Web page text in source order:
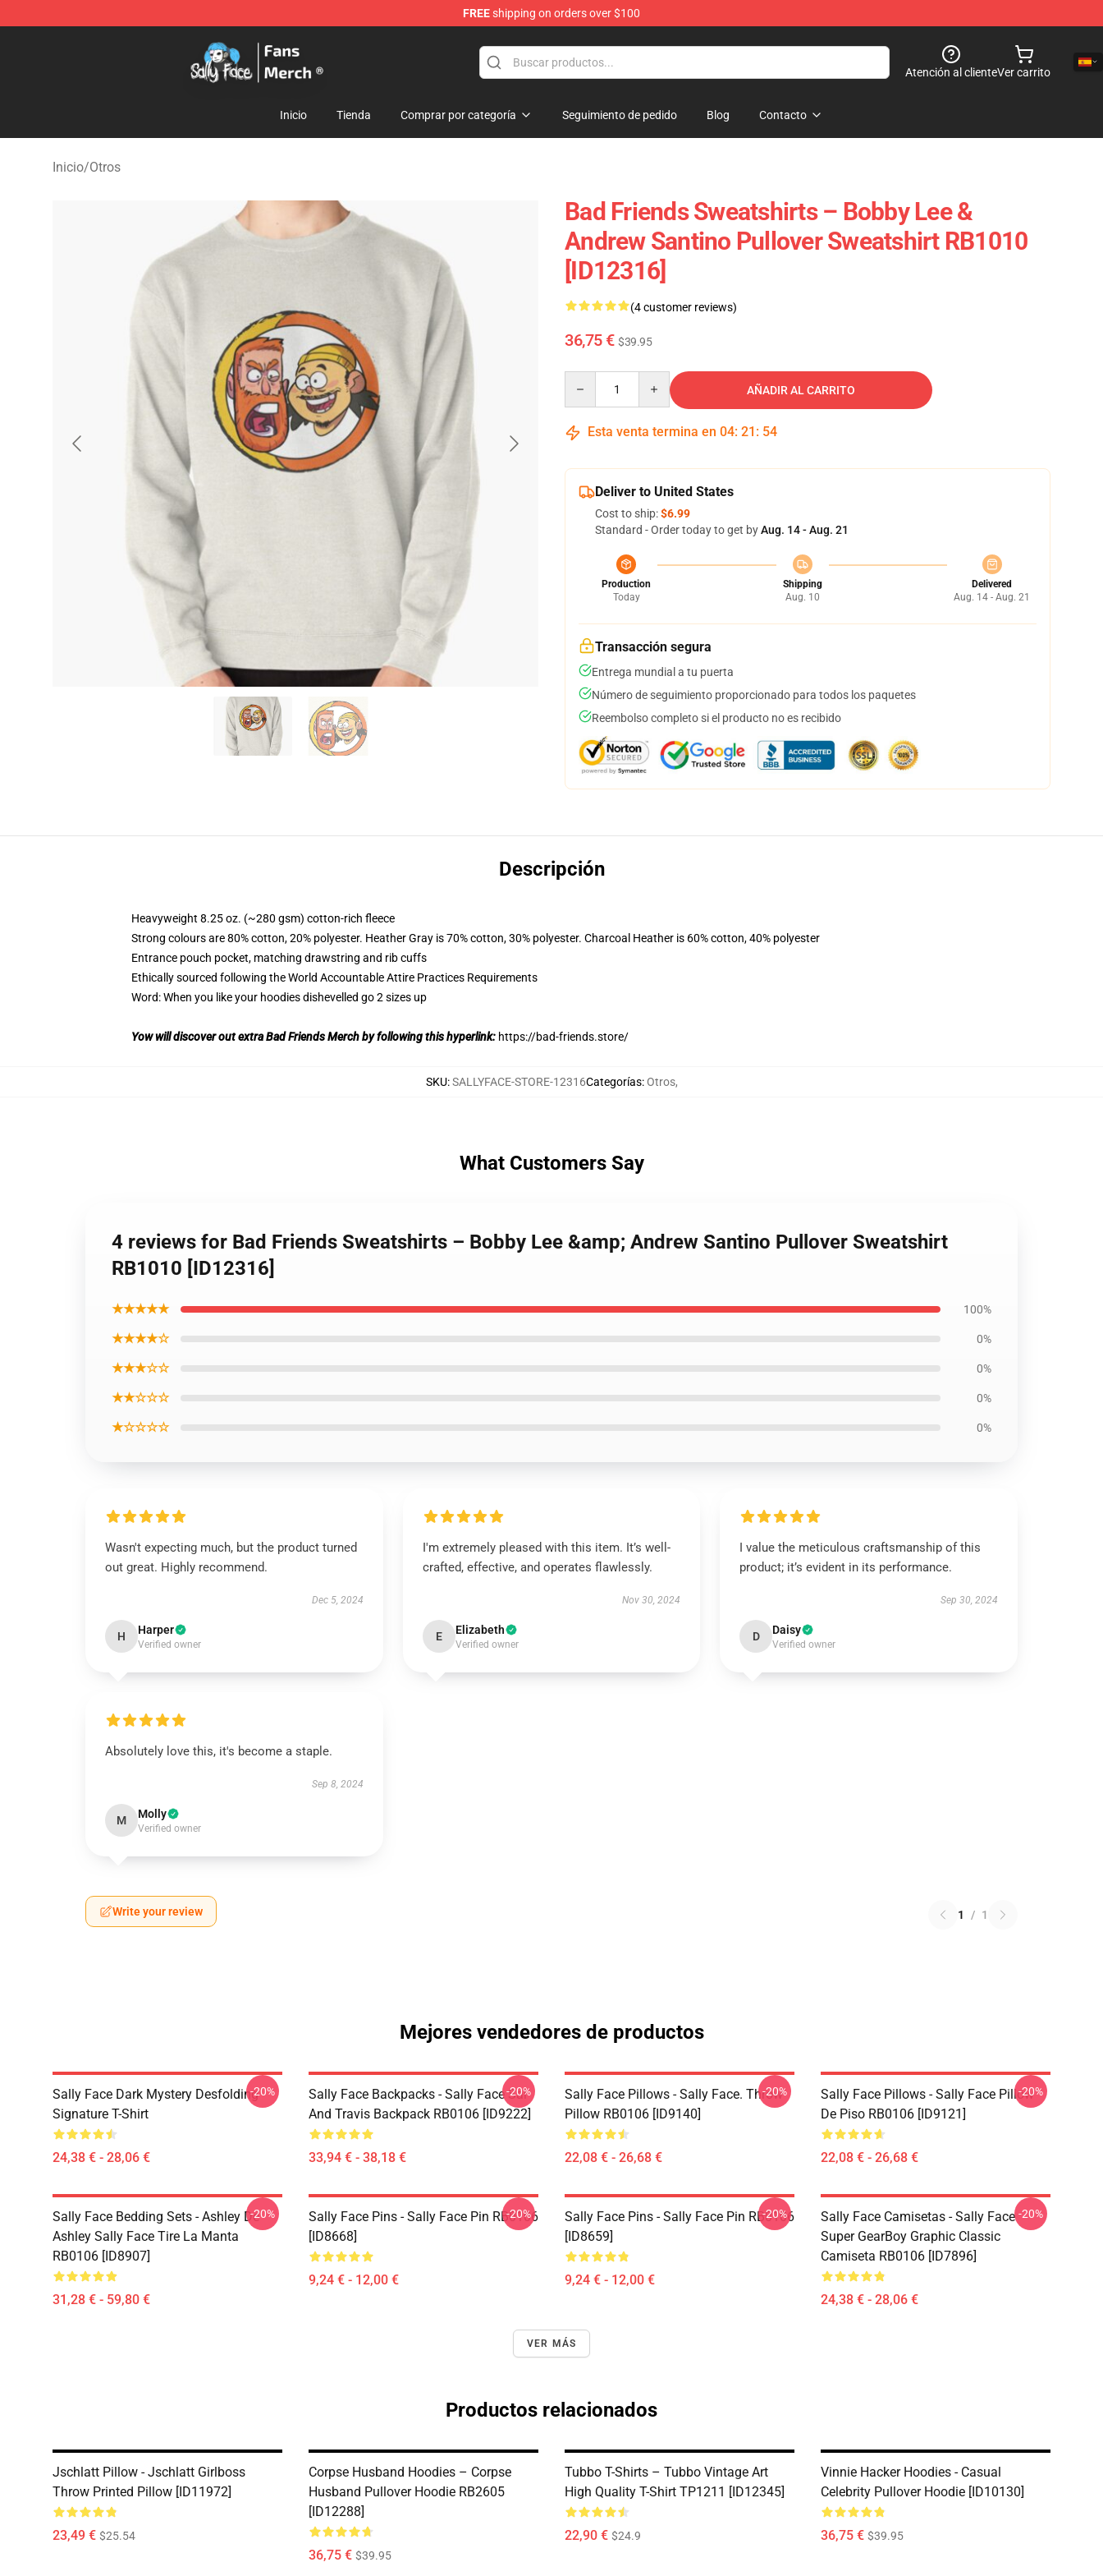
FREEshipping on orders over $100
Sally Face Store - Official Sally Face Merchandise Shop
Atención al clienteVer carrito
Inicio Tienda Comprar por categoría Seguimiento de pedido Blog Contacto
Inicio/Otros
Bad Friends Sweatshirts – Bobby Lee &
Andrew Santino Pullover Sweatshirt RB1010
[ID12316]
(4 customer reviews)
36,75 € $39.95
AÑADIR AL CARRITO
Esta venta termina en 04: 21 : 53
Deliver to United States
Cost to ship:$6.99
Standard - Order today to get byAug. 14 - Aug. 21
Production
Today
Shipping
Aug. 10
Delivered
Aug. 14 - Aug. 21
Transacción segura
Entrega mundial a tu puerta
Número de seguimiento proporcionado para todos los paquetes
Reembolso completo si el producto no es recibido
Descripción
Heavyweight 8.25 oz. (~280 gsm) cotton-rich fleece
Strong colours are 80% cotton, 20% polyester. Heather Gray is 70% cotton, 30% polyester. Charcoal Heather is 60% cotton, 40% polyester
Entrance pouch pocket, matching drawstring and rib cuffs
Ethically sourced following the World Accountable Attire Practices Requirements
Word: When you like your hoodies dishevelled go 2 sizes up
Yow will discover out extra Bad Friends Merch by following this hyperlink: https://bad-friends.store/
SKU:SALLYFACE-STORE-12316Categorías:Otros,
What Customers Say
4 reviews for Bad Friends Sweatshirts – Bobby Lee &amp; Andrew Santino Pullover Sweatshirt
RB1010 [ID12316]
★★★★★ 100%
★★★★☆ 0%
★★★☆☆ 0%
★★☆☆☆ 0%
★☆☆☆☆ 0%
Wasn't expecting much, but the product turned
out great. Highly recommend.
Dec 5, 2024
H Harper
Verified owner
I'm extremely pleased with this item. It’s well-
crafted, effective, and operates flawlessly.
Nov 30, 2024
E Elizabeth
Verified owner
I value the meticulous craftsmanship of this
product; it’s evident in its performance.
Sep 30, 2024
D Daisy
Verified owner
Absolutely love this, it's become a staple.
Sep 8, 2024
M Molly
Verified owner
Write your review 1 / 1
Mejores vendedores de productos
Sally Face Dark Mystery Desfolding
Signature T-Shirt
24,38 € - 28,06 €
-20%
Sally Face Backpacks - Sally Face Sal
And Travis Backpack RB0106 [ID9222]
33,94 € - 38,18 €
-20%
Sally Face Pillows - Sally Face. Throw
Pillow RB0106 [ID9140]
22,08 € - 26,68 €
-20%
Sally Face Pillows - Sally Face Pillow
De Piso RB0106 [ID9121]
22,08 € - 26,68 €
-20%
Sally Face Bedding Sets - Ashley De
Ashley Sally Face Tire La Manta
RB0106 [ID8907]
31,28 € - 59,80 €
-20%
Sally Face Pins - Sally Face Pin RB0106
[ID8668]
9,24 € - 12,00 €
-20%
Sally Face Pins - Sally Face Pin RB0106
[ID8659]
9,24 € - 12,00 €
-20%
Sally Face Camisetas - Sally Face
Super GearBoy Graphic Classic
Camiseta RB0106 [ID7896]
24,38 € - 28,06 €
-20%
VER MÁS
Productos relacionados
Jschlatt Pillow - Jschlatt Girlboss
Throw Printed Pillow [ID11972]
23,49 € $25.54
Corpse Husband Hoodies – Corpse
Husband Pullover Hoodie RB2605
[ID12288]
36,75 € $39.95
Tubbo T-Shirts – Tubbo Vintage Art
High Quality T-Shirt TP1211 [ID12345]
22,90 € $24.9
Vinnie Hacker Hoodies - Casual
Celebrity Pullover Hoodie [ID10130]
36,75 € $39.95